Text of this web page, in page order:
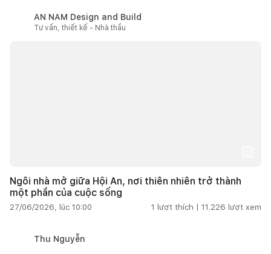
AN NAM Design and Build
Tư vấn, thiết kế - Nhà thầu
Ngôi nhà mở giữa Hội An, nơi thiên nhiên trở thành
một phần của cuộc sống
27/06/2026, lúc 10:00 1 lượt thích | 11.226 lượt xem
Thu Nguyễn